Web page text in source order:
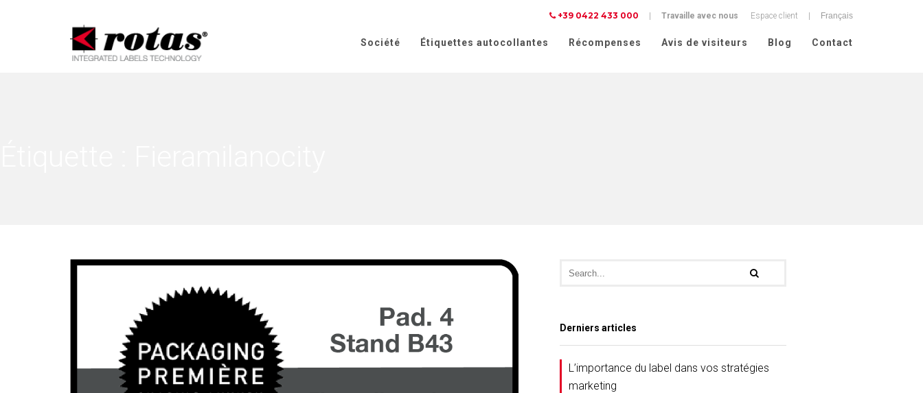
+39 0422 433 000 Travaille avec nous Espace client
Société Étiquettes autocollantes Récompenses Avis de visiteurs Blog Contact
Derniers articles
L’importance du label dans vos stratégies
marketing
Vos choix en matière de confidentialité